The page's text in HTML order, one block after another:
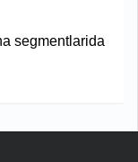
segmentlarida